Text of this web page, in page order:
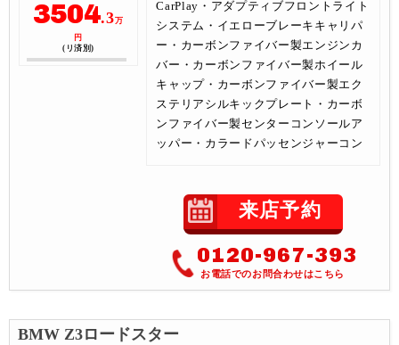
3504.3万
円
(リ済別)
CarPlay・アダプティブフロントライト
システム・イエローブレーキキャリパ
ー・カーボンファイバー製エンジンカ
バー・カーボンファイバー製ホイール
キャップ・カーボンファイバー製エク
ステリアシルキックプレート・カーボ
ンファイバー製センターコンソールア
ッパー・カラードパッセンジャーコン
来店予約
0120-967-393
お電話でのお問合わせはこちら
BMW Z3ロードスター